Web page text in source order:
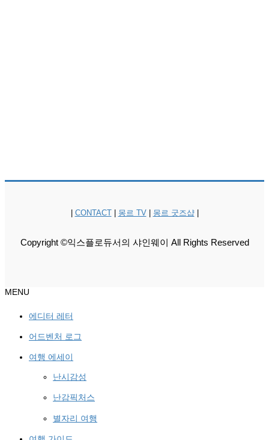
CONTACT| 몽르 TV| 몽르 굿즈샵|
Copyright ©익스플로듀서의 샤인웨이 All Rights Reserved
MENU
에디터 레터
어드벤처 로그
여행 에세이
난시감성
난감픽처스
별자리 여행